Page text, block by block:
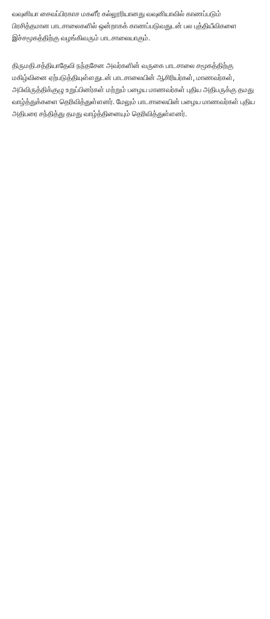
வவுனியா சைவப்பிரகாச மகளீர் கல்லூரியானது வவுனியாவில் காணப்படும்
பிரசித்தமான பாடசாலைகளில் ஒன்றாகக் காணப்படுவதுடன் பல புத்தியீவிகளை
இச்சமூகத்திற்கு வழங்கிவரும் பாடசாலையாகும்.
திருமதி.சத்தியாதேவி நந்தசேன அவர்களின் வருகை பாடசாலை சமூகத்திற்கு
மகிழ்வினை ஏற்படுத்தியுள்ளதுடன் பாடசாலையின் ஆசிரியர்கள், மாணவர்கள்,
அபிவிருத்திக்குழு உறுப்பினர்கள் மற்றும் பழைய மாணவர்கள் புதிய அதிபருக்கு தமது
வாழ்த்துக்களை தெரிவித்துள்ளனர். மேலும் பாடசாலையின் பழைய மாணவர்கள் புதிய
அதிபரை சந்தித்து தமது வாழ்த்தினையும் தெரிவித்துள்ளனர்.